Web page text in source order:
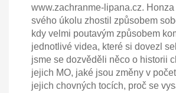
www.zachranme-lipana.cz.
svého úkolu zhostil způsobem
kdy velmi poutavým způsobem
jednotlivé videa, které si dovezl
jsme se dozvěděli něco o historii
jejich MO, jaké jsou změny v
jejich chovných tocích, proč se